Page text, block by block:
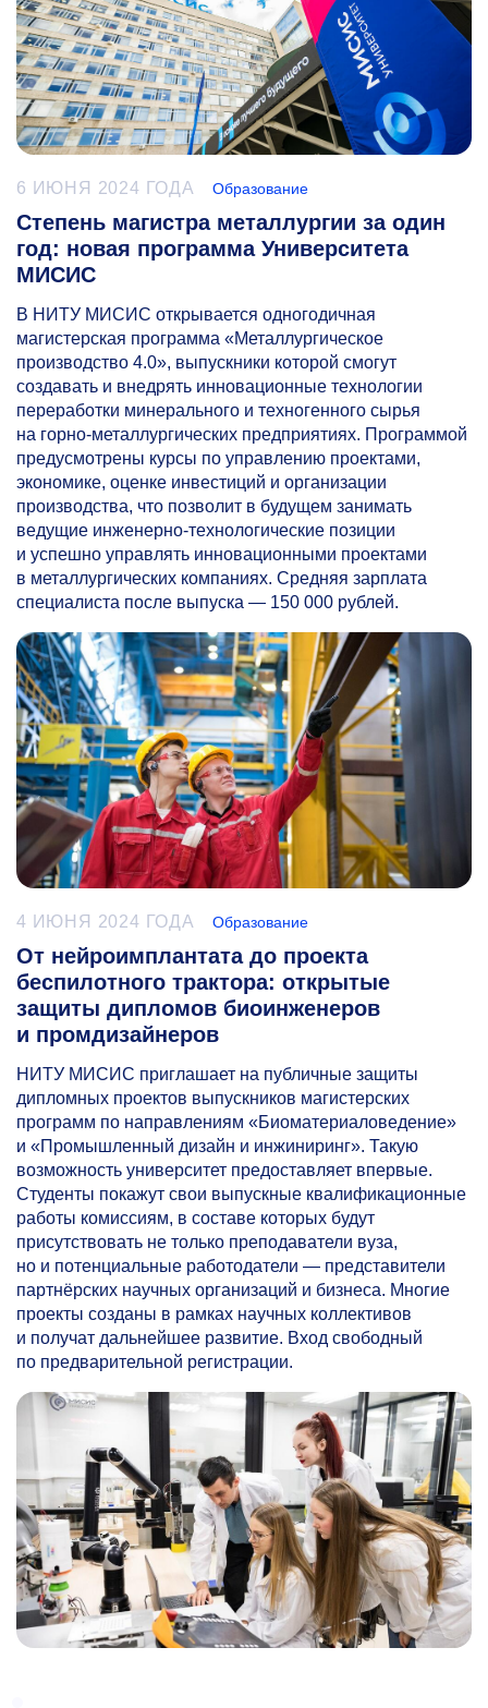
6 ИЮНЯ 2024 ГОДА Образование
Степень магистра металлургии за один
год: новая программа Университета
МИСИС
В НИТУ МИСИС открывается одногодичная
магистерская программа «Металлургическое
производство 4.0», выпускники которой смогут
создавать и внедрять инновационные технологии
переработки минерального и техногенного сырья
на горно-металлургических предприятиях. Программой
предусмотрены курсы по управлению проектами,
экономике, оценке инвестиций и организации
производства, что позволит в будущем занимать
ведущие инженерно-технологические позиции
и успешно управлять инновационными проектами
в металлургических компаниях. Средняя зарплата
специалиста после выпуска — 150 000 рублей.
4 ИЮНЯ 2024 ГОДА Образование
От нейроимплантата до проекта
беспилотного трактора: открытые
защиты дипломов биоинженеров
и промдизайнеров
НИТУ МИСИС приглашает на публичные защиты
дипломных проектов выпускников магистерских
программ по направлениям «Биоматериаловедение»
и «Промышленный дизайн и инжиниринг». Такую
возможность университет предоставляет впервые.
Студенты покажут свои выпускные квалификационные
работы комиссиям, в составе которых будут
присутствовать не только преподаватели вуза,
но и потенциальные работодатели — представители
партнёрских научных организаций и бизнеса. Многие
проекты созданы в рамках научных коллективов
и получат дальнейшее развитие. Вход свободный
по предварительной регистрации.